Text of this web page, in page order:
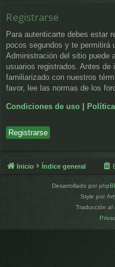
Registrarse
Para autenticarte debes estar
pocos segundos y te permitirá
Administración del sitio puede
usuarios registrados. Antes
familiarizado con nuestros
favor, lee las normas de los
Condiciones de uso |
Registrarse
Inicio Índice general
Desarrollado por
Style por
Traducción al